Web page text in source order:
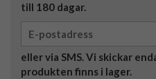
till 180 dagar.
eller via SMS. Vi skickar
produkten finns i lager.